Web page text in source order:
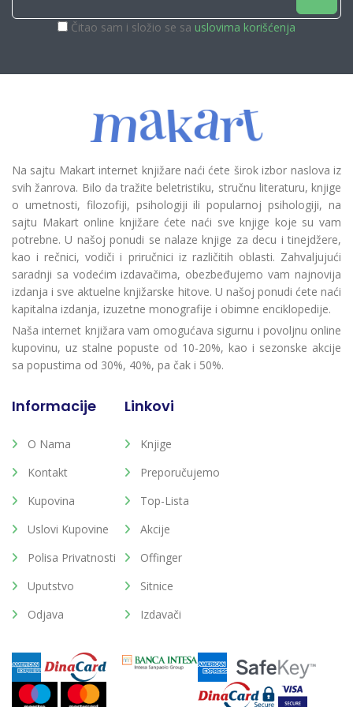
Čitao sam i složio se sa uslovima korišćenja
Na sajtu Makart internet knjižare naći ćete širok izbor naslova iz
svih žanrova. Bilo da tražite beletristiku, stručnu literaturu, knjige
o umetnosti, filozofiji, psihologiji ili popularnoj psihologiji, na
sajtu Makart online knjižare ćete naći sve knjige koje su vam
potrebne. U našoj ponudi se nalaze knjige za decu i tinejdžere,
kao i rečnici, vodiči i priručnici iz različitih oblasti. Zahvaljujući
saradnji sa vodećim izdavačima, obezbeđujemo vam najnovija
izdanja i sve aktuelne knjižarske hitove. U našoj ponudi ćete naći
kapitalna izdanja, izuzetne monografije i obimne enciklopedije.
Naša internet knjižara vam omogućava sigurnu i povoljnu online
kupovinu, uz stalne popuste od 10-20%, kao i sezonske akcije
sa popustima od 30%, 40%, pa čak i 50%.
Informacije
O Nama
Kontakt
Kupovina
Uslovi Kupovine
Polisa Privatnosti
Uputstvo
Odjava
Linkovi
Knjige
Preporučujemo
Top-Lista
Akcije
Offinger
Sitnice
Izdavači